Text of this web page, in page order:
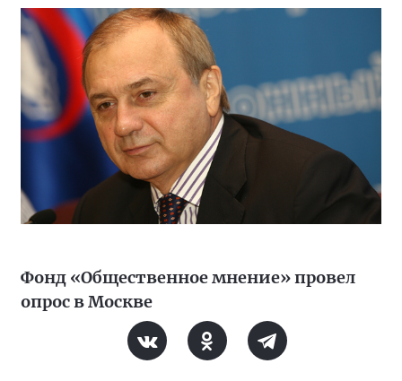
Фонд «Общественное мнение» провел
опрос в Москве